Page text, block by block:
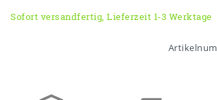
Sofort versandfertig, Lieferzeit 1-3 Werktage